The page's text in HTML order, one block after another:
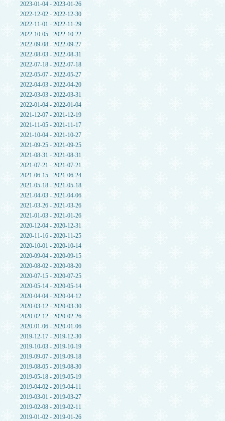
2023-01-04 - 2023-01-26
2022-12-02 - 2022-12-30
2022-11-01 - 2022-11-29
2022-10-05 - 2022-10-22
2022-09-08 - 2022-09-27
2022-08-03 - 2022-08-31
2022-07-18 - 2022-07-18
2022-05-07 - 2022-05-27
2022-04-03 - 2022-04-20
2022-03-03 - 2022-03-31
2022-01-04 - 2022-01-04
2021-12-07 - 2021-12-19
2021-11-05 - 2021-11-17
2021-10-04 - 2021-10-27
2021-09-25 - 2021-09-25
2021-08-31 - 2021-08-31
2021-07-21 - 2021-07-21
2021-06-15 - 2021-06-24
2021-05-18 - 2021-05-18
2021-04-03 - 2021-04-06
2021-03-26 - 2021-03-26
2021-01-03 - 2021-01-26
2020-12-04 - 2020-12-31
2020-11-16 - 2020-11-25
2020-10-01 - 2020-10-14
2020-09-04 - 2020-09-15
2020-08-02 - 2020-08-20
2020-07-15 - 2020-07-25
2020-05-14 - 2020-05-14
2020-04-04 - 2020-04-12
2020-03-12 - 2020-03-30
2020-02-12 - 2020-02-26
2020-01-06 - 2020-01-06
2019-12-17 - 2019-12-30
2019-10-03 - 2019-10-19
2019-09-07 - 2019-09-18
2019-08-05 - 2019-08-30
2019-05-18 - 2019-05-19
2019-04-02 - 2019-04-11
2019-03-01 - 2019-03-27
2019-02-08 - 2019-02-11
2019-01-02 - 2019-01-26